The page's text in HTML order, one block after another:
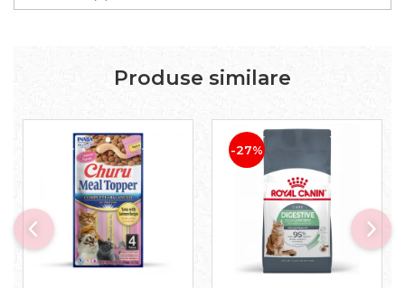
Produse similare
-27%